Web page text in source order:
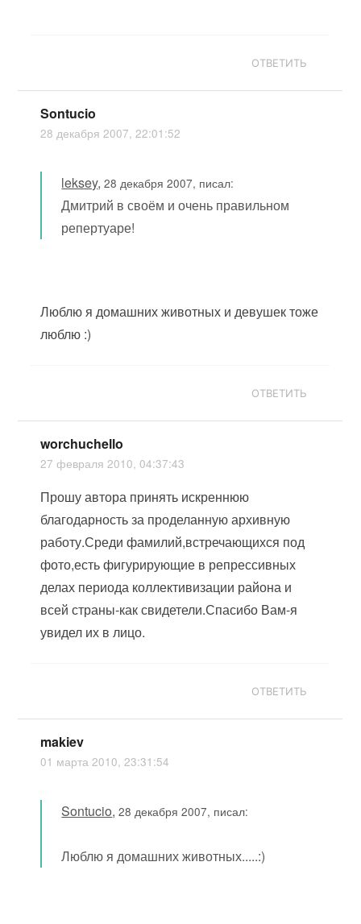
ОТВЕТИТЬ
Sontucio
28 декабря 2007, 22:01:52
leksey,28 декабря 2007, писал:
Дмитрий в своём и очень правильном
репертуаре!
Люблю я домашних животных и девушек тоже
люблю :)
ОТВЕТИТЬ
worchuchello
27 февраля 2010, 04:37:43
Прошу автора принять искреннюю
благодарность за проделанную архивную
работу.Среди фамилий,встречающихся под
фото,есть фигурирующие в репрессивных
делах периода коллективизации района и
всей страны-как свидетели.Спасибо Вам-я
увидел их в лицо.
ОТВЕТИТЬ
makiev
01 марта 2010, 23:31:54
Sontucio,28 декабря 2007, писал:
Люблю я домашних животных.....:)